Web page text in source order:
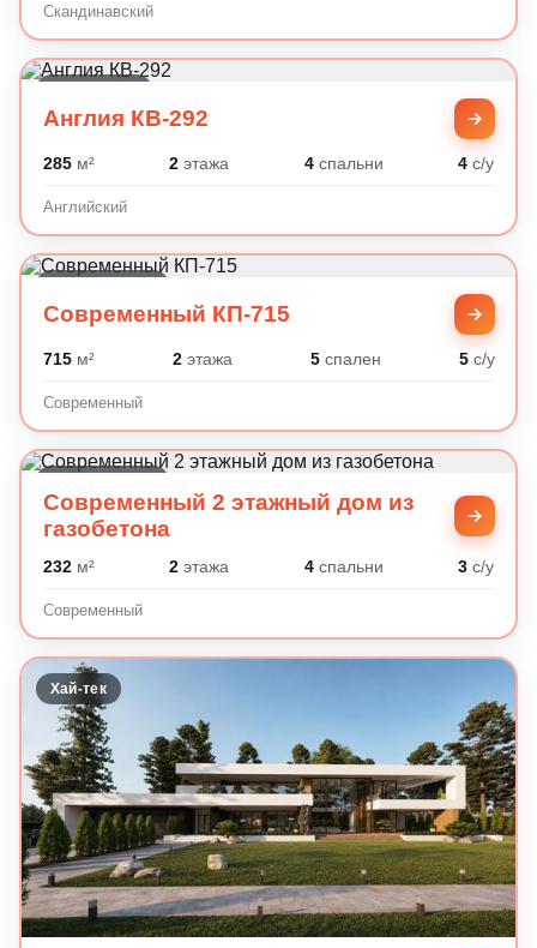
Скандинавский
Англия КВ-292
285м² 2 этажа 4спальни 4 с/у
Английский
Современный КП-715
715м² 2этажа 5спален 5с/у
Современный
Современный 2 этажный дом из
газобетона
232м² 2 этажа 4спальни 3 с/у
Современный
Хай-тек